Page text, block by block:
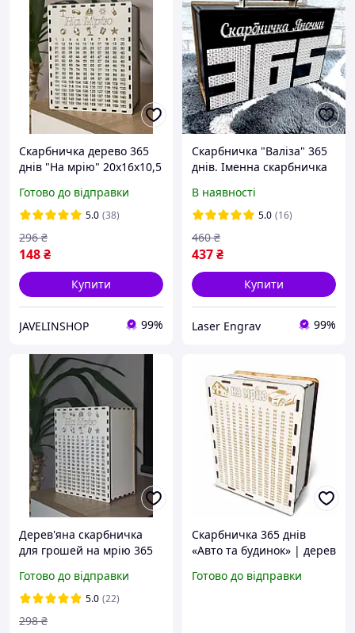
Скарбничка дерево 365
днів "На мрію" 20х16х10,5
Готово до відправки
5.0 (38)
148₴
296 ₴
Купити
JAVELINSHOP 99%
Скарбничка "Валіза" 365
днів. Іменна скарбничка
В наявності
5.0 (16)
437₴
460 ₴
Купити
Laser Engrav 99%
Дерев'яна скарбничка
для грошей на мрію 365
скарбнички
Готово до відправки
5.0 (22)
298 ₴
Скарбничка 365 днів
«Авто та будинок» | дерев
накопичення (L, 30×20×10
Готово до відправки